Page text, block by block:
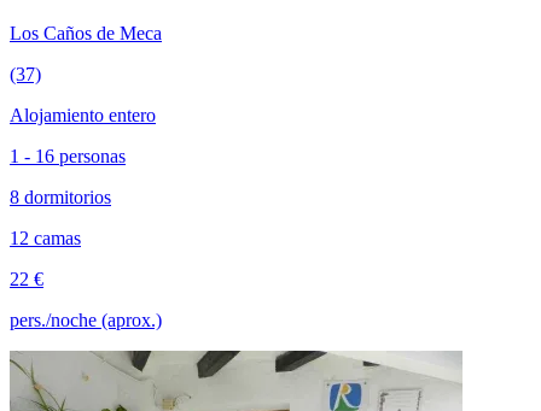
Los Caños de Meca
(37)
Alojamiento entero
1 - 16 personas
8 dormitorios
12 camas
22 €
pers./noche (aprox.)